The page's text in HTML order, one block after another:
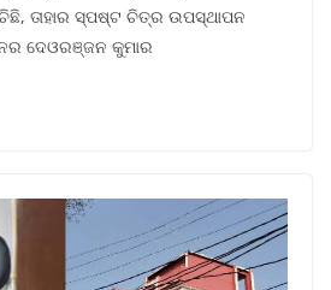
ତାହାର ସ୍ପଷ୍ଟ ଚିତ୍ର ଉପସ୍ଥାପନ
ଦେଓରଞ୍ଜନ କୁମାର